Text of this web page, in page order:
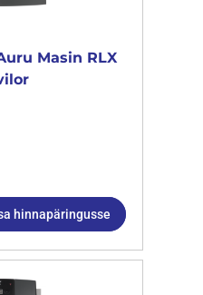
Masin RLX
hinnapäringusse